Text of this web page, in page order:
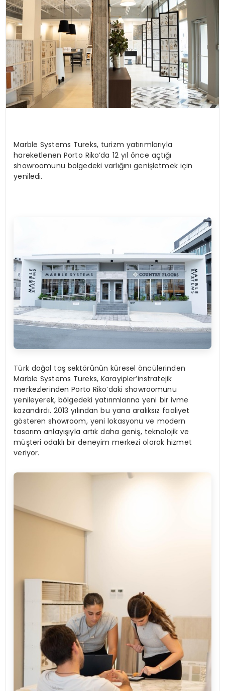
Marble Systems Tureks, turizm yatırımlarıyla
hareketlenen Porto Riko’da 12 yıl önce açtığı
showroomunu bölgedeki varlığını genişletmek için
yeniledi.
Türk doğal taş sektörünün küresel öncülerinden
Marble Systems Tureks, Karayipler’instratejik
merkezlerinden Porto Riko’daki showroomunu
yenileyerek, bölgedeki yatırımlarına yeni bir ivme
kazandırdı. 2013 yılından bu yana aralıksız faaliyet
gösteren showroom, yeni lokasyonu ve modern
tasarım anlayışıyla artık daha geniş, teknolojik ve
müşteri odaklı bir deneyim merkezi olarak hizmet
veriyor.